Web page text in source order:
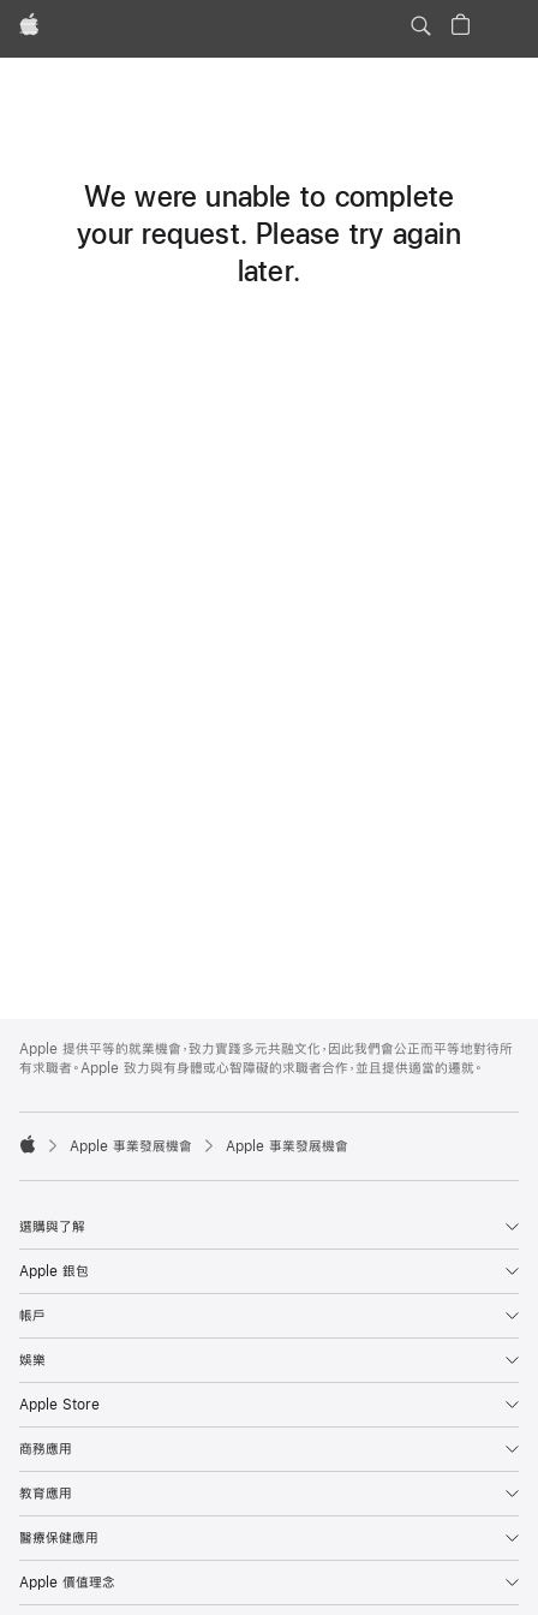
Apple
We were unable to complete
your request. Please try again
later.
Footer
Apple 提供平等的就業機會，致力實踐多元共融文化，因此我們會公正而平等地對待所
有求職者。Apple 致力與有身體或心智障礙的求職者合作，並且提供適當的遷就。

Apple 事業發展機會 Apple 事業發展機會
選購與了解
Apple 銀包
帳戶
娛樂
Apple Store
商務應用
教育應用
醫療保健應用
Apple 價值理念